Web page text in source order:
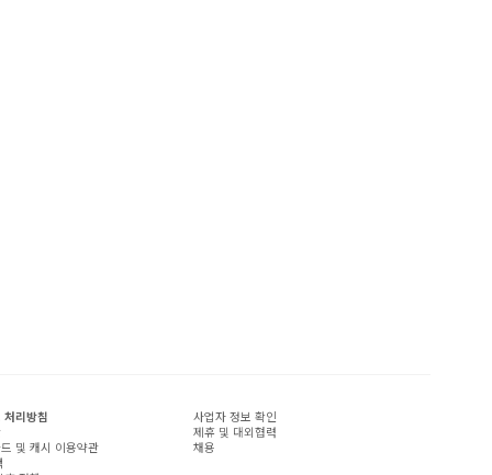
처리방침
및 캐시 이용약관
사업자 정보 확인
제휴 및 대외협력
채용